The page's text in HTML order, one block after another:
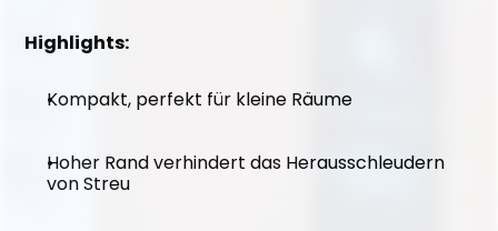
Highlights:
Kompakt, perfekt für kleine Räume
Hoher Rand verhindert das Herausschleudern
von Streu